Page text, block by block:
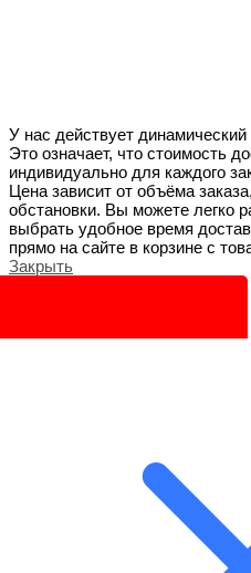
У нас действует
Это означает, что стоимость
индивидуально для каждого
Цена зависит от объёма
обстановки. Вы можете легко
выбрать удобное время
прямо на сайте в корзине с
Закрыть